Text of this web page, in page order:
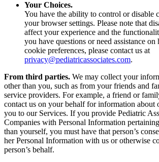
Your Choices.
You have the ability to control or disable
your browser settings. Please note that
affect your experience and the
you have questions or need assistance
cookie preferences, please contact us at
privacy@pediatricassociates.com.
From third parties. We may collect your
other than you, such as from your friends and
service providers. For example, a friend or
contact us on your behalf for information about
you to our Services. If you provide Pediatric
Companies with Personal Information
than yourself, you must have that person’s
her Personal Information with us or otherwise
person’s behalf.